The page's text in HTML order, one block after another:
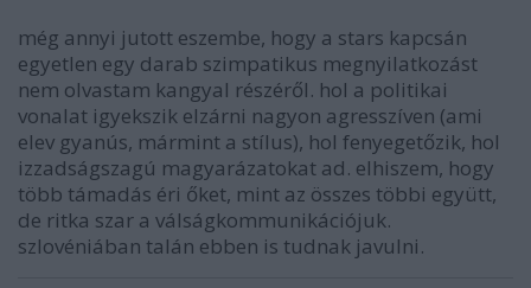
még annyi jutott eszembe, hogy a stars kapcsán
egyetlen egy darab szimpatikus megnyilatkozást
nem olvastam kangyal részéről. hol a politikai
vonalat igyekszik elzárni nagyon agresszíven (ami
elev gyanús, mármint a stílus), hol fenyegetőzik, hol
izzadságszagú magyarázatokat ad. elhiszem, hogy
több támadás éri őket, mint az összes többi együtt,
de ritka szar a válságkommunikációjuk.
szlovéniában talán ebben is tudnak javulni.